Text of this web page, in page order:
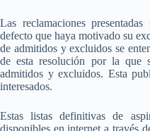
Las reclamaciones
defecto que haya motivado su
de admitidos y excluidos se
de esta resolución por la que
admitidos y excluidos. Esta
interesados.
Estas listas definitivas de
disponibles en internet a través